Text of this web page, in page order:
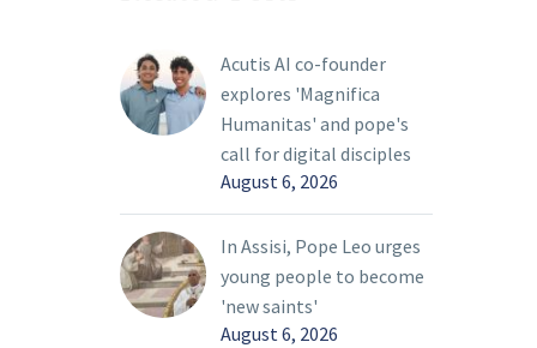
parroquia de San José en
por ver más participación
juvenil en la Iglesia, fue a
la sesión catequética del
sínodo diocesano,
celebrada el 15 de
febrero en la parroquia
de María Inmaculada en
Farmers Branch.
Acutis AI co-founder
explores 'Magnifica
Humanitas' and pope's
call for digital disciples
August 6, 2026
In Assisi, Pope Leo urges
young people to become
'new saints'
August 6, 2026